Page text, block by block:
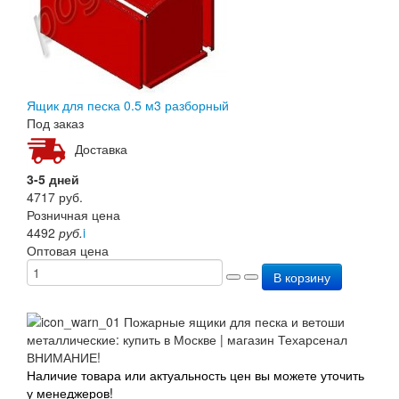
Ящик для песка 0.5 м3 разборный
Под заказ
Доставка
3-5 дней
4717 руб.
Розничная цена
4492 руб.i
Оптовая цена
В корзину
ВНИМАНИЕ!
Наличие товара или актуальность цен вы можете уточить
у менеджеров!